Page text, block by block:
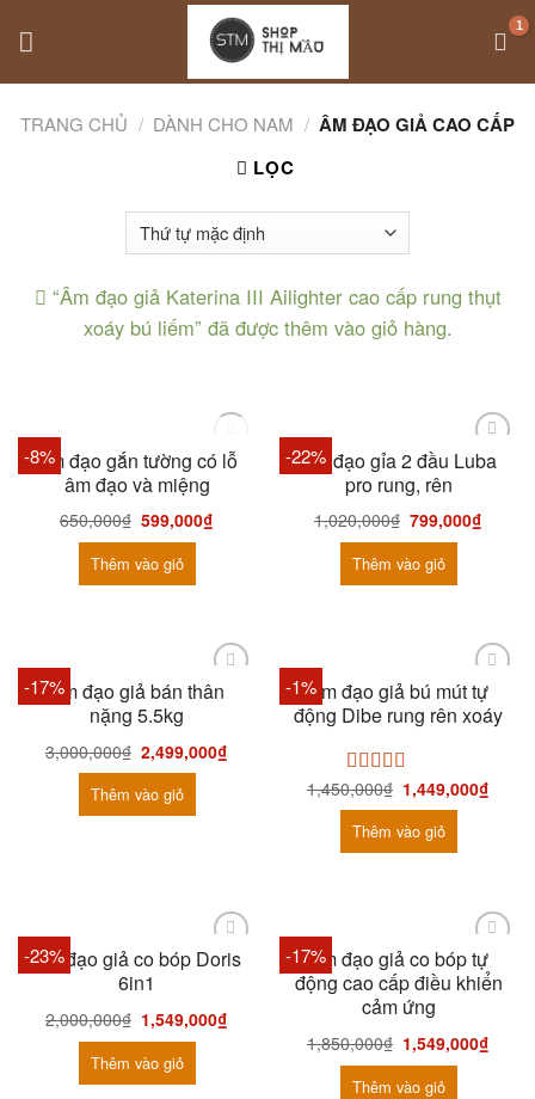
TRANG CHỦ / DÀNH CHO NAM / ÂM ĐẠO GIẢ CAO CẤP
LỌC
“Âm đạo giả Katerina III Ailighter cao cấp rung thụt
xoáy bú liếm” đã được thêm vào giỏ hàng.
-8% HẾT HÀNG
Âm đạo gắn tường có lỗ
âm đạo và miệng
650,000₫ 599,000₫
Thêm vào giỏ
-22%
Âm đạo gỉa 2 đầu Luba
pro rung, rên
1,020,000₫ 799,000₫
Thêm vào giỏ
-17%Âm đạo giả bán thân
nặng 5.5kg
3,000,000₫ 2,499,000₫
Thêm vào giỏ
-1%Âm đạo giả bú mút tự
động Dibe rung rên xoáy
Được xếp
hạng5.005
sao
1,450,000₫ 1,449,000₫
Thêm vào giỏ
-23%
Âm đạo giả co bóp Doris
6in1
2,000,000₫ 1,549,000₫
Thêm vào giỏ
-17%Âm đạo giả co bóp tự
động cao cấp điều khiển
cảm ứng
1,850,000₫ 1,549,000₫
Thêm vào giỏ